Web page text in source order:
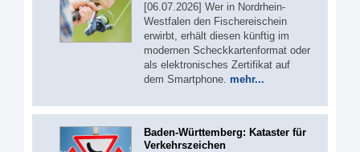
[06.07.2026] Wer in Nordrhein-
Westfalen den Fischereischein
erwirbt, erhält diesen künftig im
modernen Scheckkartenformat oder
als elektronisches Zertifikat auf
dem Smartphone. mehr...
Baden-Württemberg: Kataster für
Verkehrszeichen